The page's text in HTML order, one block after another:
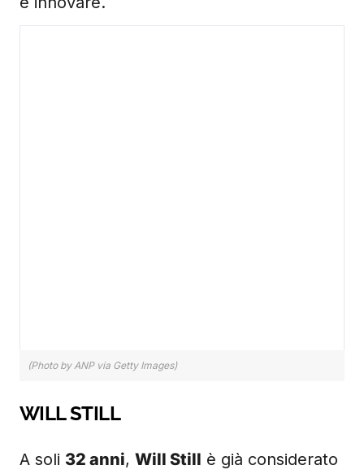
(Photo by ANP via Getty Images)
WILL STILL
A soli 32 anni, Will Still è già considerato